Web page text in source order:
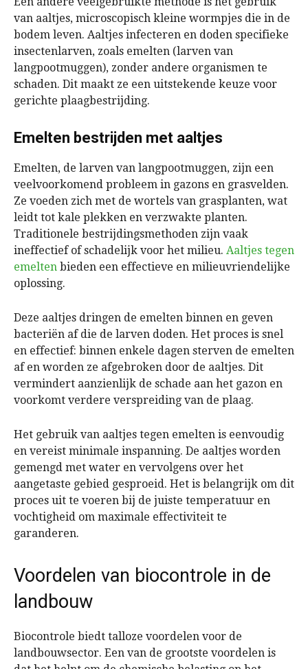
van aaltjes, microscopisch kleine wormpjes die in de
bodem leven. Aaltjes infecteren en doden specifieke
insectenlarven, zoals emelten (larven van
langpootmuggen), zonder andere organismen te
schaden. Dit maakt ze een uitstekende keuze voor
gerichte plaagbestrijding.
Emelten bestrijden met aaltjes
Emelten, de larven van langpootmuggen, zijn een
veelvoorkomend probleem in gazons en grasvelden.
Ze voeden zich met de wortels van grasplanten, wat
leidt tot kale plekken en verzwakte planten.
Traditionele bestrijdingsmethoden zijn vaak
ineffectief of schadelijk voor het milieu. Aaltjes tegen
emelten bieden een effectieve en milieuvriendelijke
oplossing.
Deze aaltjes dringen de emelten binnen en geven
bacteriën af die de larven doden. Het proces is snel
en effectief: binnen enkele dagen sterven de emelten
af en worden ze afgebroken door de aaltjes. Dit
vermindert aanzienlijk de schade aan het gazon en
voorkomt verdere verspreiding van de plaag.
Het gebruik van aaltjes tegen emelten is eenvoudig
en vereist minimale inspanning. De aaltjes worden
gemengd met water en vervolgens over het
aangetaste gebied gesproeid. Het is belangrijk om dit
proces uit te voeren bij de juiste temperatuur en
vochtigheid om maximale effectiviteit te
garanderen.
Voordelen van biocontrole in de
landbouw
Biocontrole biedt talloze voordelen voor de
landbouwsector. Een van de grootste voordelen is